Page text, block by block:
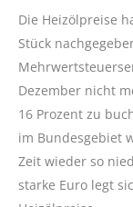
Die Heizölpreise
Stück
Dezember nicht
16 Prozent zu
im Bundesgebiet
Zeit wieder so
starke Euro legt